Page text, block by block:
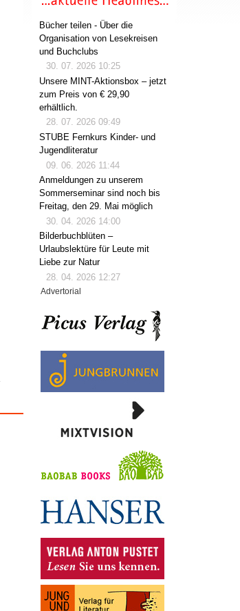
Bücher teilen - Über die
Organisation von Lesekreisen
und Buchclubs
30. 07. 2026 10:25
Unsere MINT-Aktionsbox – jetzt
zum Preis von € 29,90
erhältlich.
28. 07. 2026 09:49
STUBE Fernkurs Kinder- und
Jugendliteratur
09. 06. 2026 11:44
Anmeldungen zu unserem
Sommerseminar sind noch bis
Freitag, den 29. Mai möglich
30. 04. 2026 14:00
Bilderbuchblüten –
Urlaubslektüre für Leute mit
Liebe zur Natur
28. 04. 2026 12:27
Advertorial